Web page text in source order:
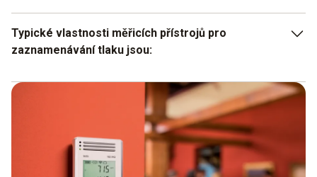
Typické vlastnosti měřicích přístrojů pro
zaznamenávání tlaku jsou:
Velká paměť naměřených dat, která v závislosti na
modelu umožňuje uložení 2 milionů naměřených hodnot
Doba provozu použitých baterií je v závislosti na
přístroji v časovém intervalu až 8 let, rovněž
jednoznačná známka dobré kvality,